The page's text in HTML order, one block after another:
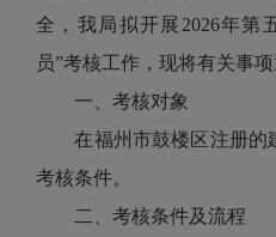
全，我局拟开展2026年第
员”考核工作，现将有关事项
一、考核对象
在福州市鼓楼区注册的
考核条件。
二、考核条件及流程